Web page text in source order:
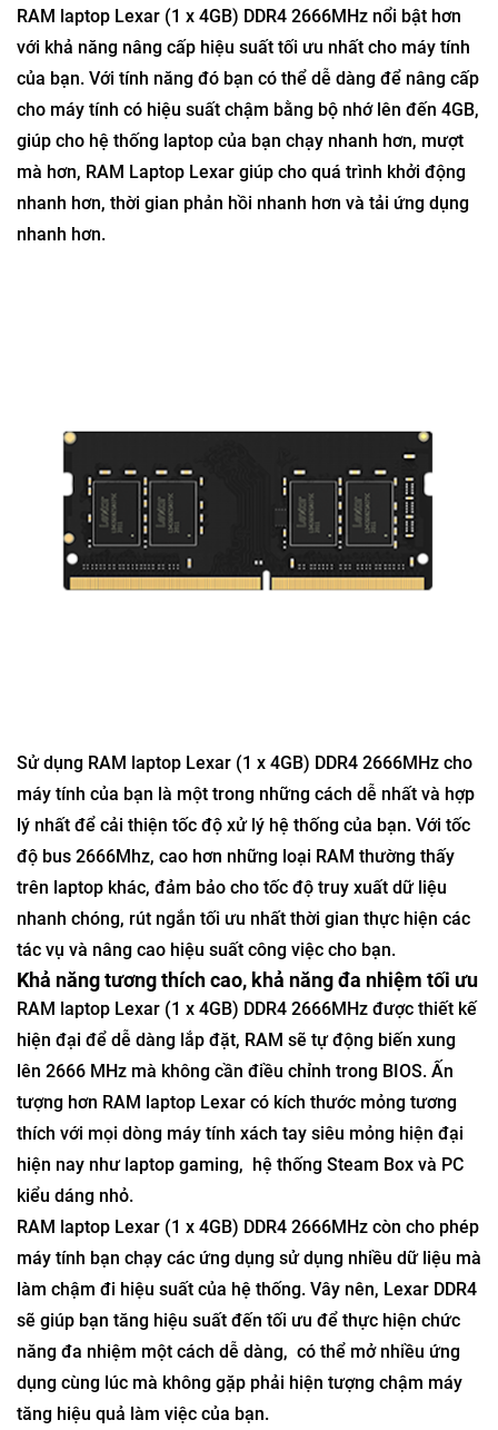
RAM laptop Lexar (1 x 4GB) DDR4 2666MHz nổi bật hơn
với khả năng nâng cấp hiệu suất tối ưu nhất cho máy tính
của bạn. Với tính năng đó bạn có thể dễ dàng để nâng cấp
cho máy tính có hiệu suất chậm bằng bộ nhớ lên đến 4GB,
giúp cho hệ thống laptop của bạn chạy nhanh hơn, mượt
mà hơn, RAM Laptop Lexar giúp cho quá trình khởi động
nhanh hơn, thời gian phản hồi nhanh hơn và tải ứng dụng
nhanh hơn.
Sử dụng RAM laptop Lexar (1 x 4GB) DDR4 2666MHz cho
máy tính của bạn là một trong những cách dễ nhất và hợp
lý nhất để cải thiện tốc độ xử lý hệ thống của bạn. Với tốc
độ bus 2666Mhz, cao hơn những loại RAM thường thấy
trên laptop khác, đảm bảo cho tốc độ truy xuất dữ liệu
nhanh chóng, rút ngắn tối ưu nhất thời gian thực hiện các
tác vụ và nâng cao hiệu suất công việc cho bạn.
Khả năng tương thích cao, khả năng đa nhiệm tối ưu
RAM laptop Lexar (1 x 4GB) DDR4 2666MHz được thiết kế
hiện đại để dễ dàng lắp đặt, RAM sẽ tự động biến xung
lên 2666 MHz mà không cần điều chỉnh trong BIOS. Ấn
tượng hơn RAM laptop Lexar có kích thước mỏng tương
thích với mọi dòng máy tính xách tay siêu mỏng hiện đại
hiện nay như laptop gaming, hệ thống Steam Box và PC
kiểu dáng nhỏ.
RAM laptop Lexar (1 x 4GB) DDR4 2666MHz còn cho phép
máy tính bạn chạy các ứng dụng sử dụng nhiều dữ liệu mà
làm chậm đi hiệu suất của hệ thống. Vây nên, Lexar DDR4
sẽ giúp bạn tăng hiệu suất đến tối ưu để thực hiện chức
năng đa nhiệm một cách dễ dàng, có thể mở nhiều ứng
dụng cùng lúc mà không gặp phải hiện tượng chậm máy
tăng hiệu quả làm việc của bạn.